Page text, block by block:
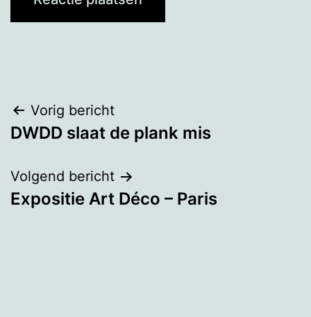
Bericht
navigatie
Vorig bericht
DWDD slaat de plank mis
Volgend bericht
Expositie Art Déco – Paris